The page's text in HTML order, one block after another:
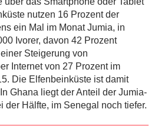
nutzen 16 Prozent der
ein Mal im Monat Jumia, in
Ivorer, davon 42 Prozent
Steigerung von
Internet von 27 Prozent im
Die Elfenbeinküste ist damit
Ghana liegt der Anteil der Jumia-
der Hälfte, im Senegal noch tiefer.